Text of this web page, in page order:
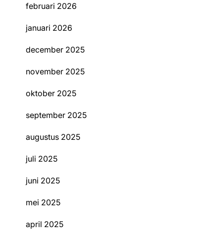
februari 2026
januari 2026
december 2025
november 2025
oktober 2025
september 2025
augustus 2025
juli 2025
juni 2025
mei 2025
april 2025